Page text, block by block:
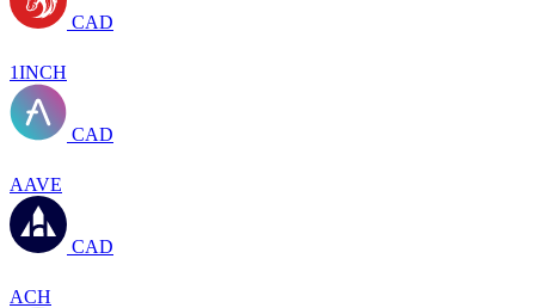
CAD
1INCH
CAD
AAVE
CAD
ACH